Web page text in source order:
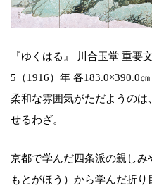
『ゆくはる』 川合玉堂 重要
5（1916）年 各183.0×390.0
柔和な雰囲気がただようの
せるわざ。
京都で学んだ四条派の親し
もとがほう）から学んだ折